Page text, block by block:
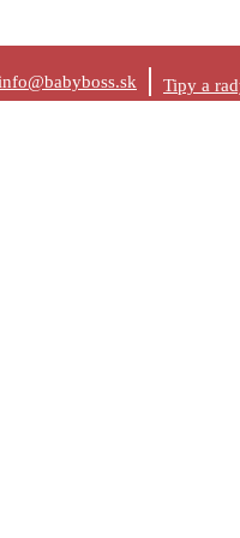
Tipy a